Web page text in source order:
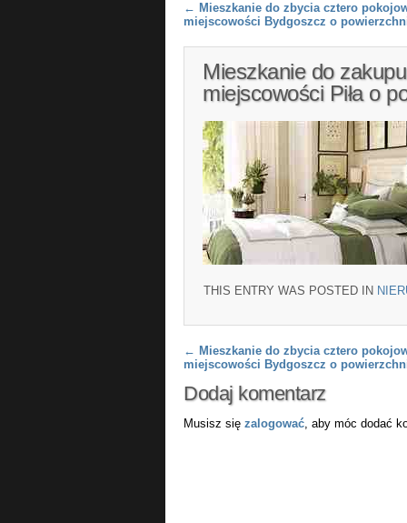
Post navigation
← Mieszkanie do zbycia cztero
miejscowości Bydgoszcz o
Mieszkanie do
miejscowości Piła o
THIS ENTRY WAS POSTED IN
Post navigation
← Mieszkanie do zbycia cztero
miejscowości Bydgoszcz o
Dodaj komentarz
Musisz się zalogować, aby móc dodać